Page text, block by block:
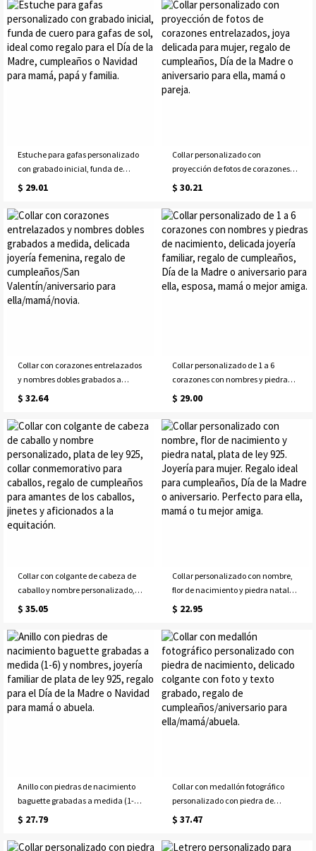
o abuela.
Estuche para gafas personalizado
con grabado inicial, funda de
cuero para gafas de sol, ideal como
cumpleaños o Navidad para
mamá, papá y familia.
$ 29.01
Collar personalizado con
proyección de fotos de corazones
entrelazados, joya delicada para
de la Madre o aniversario para ella,
mamá o pareja.
$ 30.21
Collar con corazones entrelazados
y nombres dobles grabados a
medida, delicada joyería
cumpleaños/San
Valentín/aniversario para
ella/mamá/novia.
$ 32.64
Collar personalizado de 1 a 6
corazones con nombres y piedras
de nacimiento, delicada joyería
Día de la Madre o aniversario para
ella, esposa, mamá o mejor amiga.
$ 29.00
Collar con colgante de cabeza de
caballo y nombre personalizado,
plata de ley 925, collar
regalo de cumpleaños para
amantes de los caballos, jinetes y
aficionados a la equitación.
$ 35.05
Collar personalizado con nombre,
flor de nacimiento y piedra natal,
plata de ley 925. Joyería para
cumpleaños, Día de la Madre o
aniversario. Perfecto para ella,
mamá o tu mejor amiga.
$ 22.95
Anillo con piedras de nacimiento
baguette grabadas a medida (1-6)
y nombres, joyería familiar de
de la Madre o Navidad para mamá
$ 27.79
Collar con medallón fotográfico
personalizado con piedra de
nacimiento, delicado colgante con
cumpleaños/aniversario para
$ 37.47